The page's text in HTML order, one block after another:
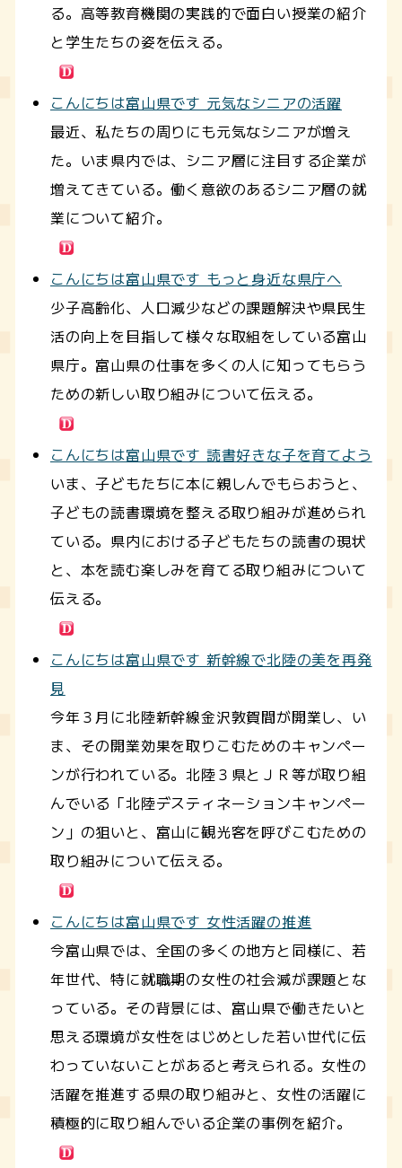
る。高等教育機関の実践的で面白い授業の紹介
と学生たちの姿を伝える。
こんにちは富山県です 元気なシニアの活躍
最近、私たちの周りにも元気なシニアが増え
た。いま県内では、シニア層に注目する企業が
増えてきている。働く意欲のあるシニア層の就
業について紹介。
こんにちは富山県です もっと身近な県庁へ
少子高齢化、人口減少などの課題解決や県民生
活の向上を目指して様々な取組をしている富山
県庁。富山県の仕事を多くの人に知ってもらう
ための新しい取り組みについて伝える。
こんにちは富山県です 読書好きな子を育てよう
いま、子どもたちに本に親しんでもらおうと、
子どもの読書環境を整える取り組みが進められ
ている。県内における子どもたちの読書の現状
と、本を読む楽しみを育てる取り組みについて
伝える。
こんにちは富山県です 新幹線で北陸の美を再発
見
今年３月に北陸新幹線金沢敦賀間が開業し、い
ま、その開業効果を取りこむためのキャンペー
ンが行われている。北陸３県とＪＲ等が取り組
んでいる「北陸デスティネーションキャンペー
ン」の狙いと、富山に観光客を呼びこむための
取り組みについて伝える。
こんにちは富山県です 女性活躍の推進
今富山県では、全国の多くの地方と同様に、若
年世代、特に就職期の女性の社会減が課題とな
っている。その背景には、富山県で働きたいと
思える環境が女性をはじめとした若い世代に伝
わっていないことがあると考えられる。女性の
活躍を推進する県の取り組みと、女性の活躍に
積極的に取り組んでいる企業の事例を紹介。